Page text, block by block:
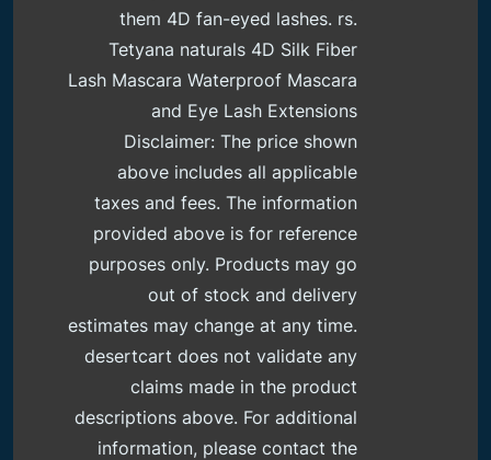
them 4D fan-eyed lashes. rs.
Tetyana naturals 4D Silk Fiber
Lash Mascara Waterproof Mascara
and Eye Lash Extensions
Disclaimer: The price shown
above includes all applicable
taxes and fees. The information
provided above is for reference
purposes only. Products may go
out of stock and delivery
estimates may change at any time.
desertcart does not validate any
claims made in the product
descriptions above. For additional
information, please contact the